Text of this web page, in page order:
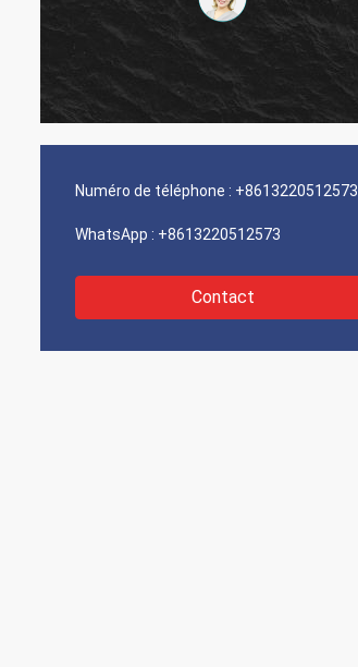
Numéro de téléphone : +8613220512573
WhatsApp : +8613220512573
Contact